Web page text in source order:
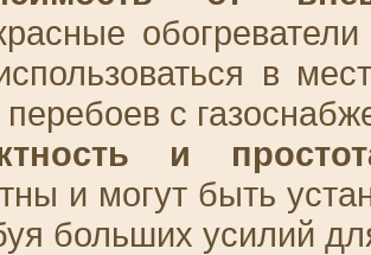
в
перебоев с
и
и могут быть
больших усилий